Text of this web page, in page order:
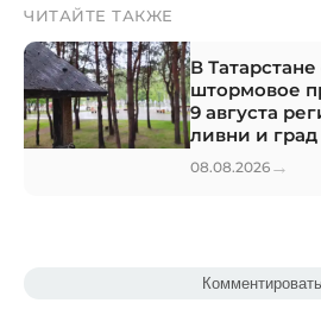
ЧИТАЙТЕ ТАКЖЕ
В
штормовое
9 августа
ливни и град
08.08.2026 →
Комментировать